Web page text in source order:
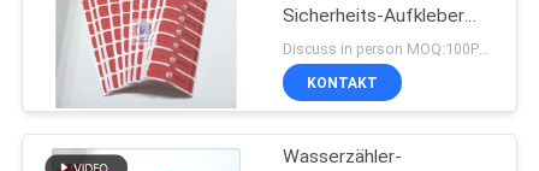
VERBINDUNG
Sicherheits-Aufkleber
mit anti- Magnet-
Auswirkung
KONTAKT
Wasserzähler-